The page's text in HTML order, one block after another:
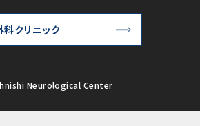
クリニック
Neurological Center